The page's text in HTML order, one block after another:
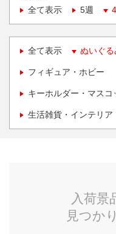
全て表示
5週
全て表示 ぬいぐ
フィギュア・ホビー
キーホルダー・マス
生活雑貨・インテリア